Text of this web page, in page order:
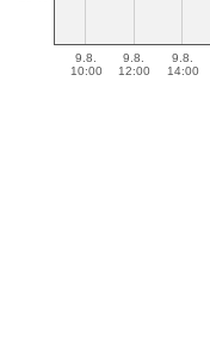
9.8.
10:00
9.8.
12:00
9.8.
14:00